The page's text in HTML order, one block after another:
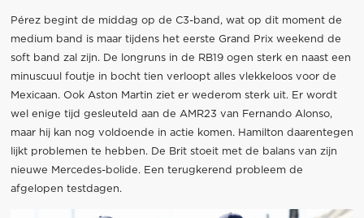
Pérez begint de middag op de C3-band, wat op dit moment de
medium band is maar tijdens het eerste Grand Prix weekend de
soft band zal zijn. De longruns in de RB19 ogen sterk en naast een
minuscuul foutje in bocht tien verloopt alles vlekkeloos voor de
Mexicaan. Ook Aston Martin ziet er wederom sterk uit. Er wordt
wel enige tijd gesleuteld aan de AMR23 van Fernando Alonso,
maar hij kan nog voldoende in actie komen. Hamilton daarentegen
lijkt problemen te hebben. De Brit stoeit met de balans van zijn
nieuwe Mercedes-bolide. Een terugkerend probleem de
afgelopen testdagen.